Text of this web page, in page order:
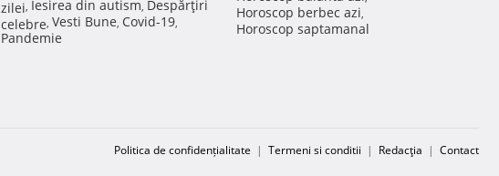
zilei, Iesirea din autism, Despărţiri
celebre, Vesti Bune, Covid-19,
Pandemie
Horoscop berbec azi,
Horoscop saptamanal
Politica de confidențialitate | Termeni si conditii | Redacţia | Contact